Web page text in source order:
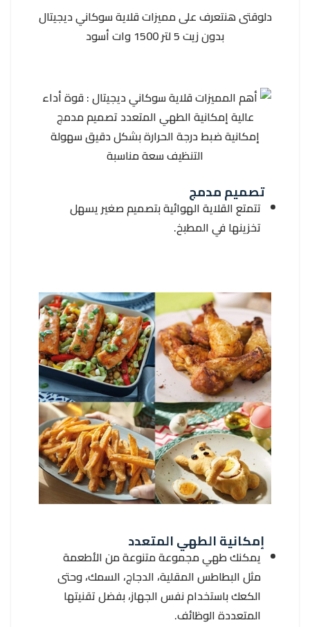
دلوقتى هنتعرف على مميزات قلاية سوكاني ديجيتال
بدون زيت 5 لتر 1500 وات أسود
تصميم مدمج
تتمتع القلاية الهوائية بتصميم صغير يسهل
تخزينها في المطبخ.
إمكانية الطهي المتعدد
يمكنك طهي مجموعة متنوعة من الأطعمة
مثل البطاطس المقلية، الدجاج، السمك، وحتى
الكعك باستخدام نفس الجهاز، بفضل تقنيتها
المتعددة الوظائف.